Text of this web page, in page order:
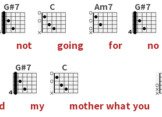
G#7
not
C
going
Am7
for
G#7
no
d
G#7
my
C
motherwhatyou